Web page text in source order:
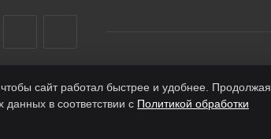
сайт работал быстрее и удобнее. Продолжая
данных в соответствии с Политикой обработки